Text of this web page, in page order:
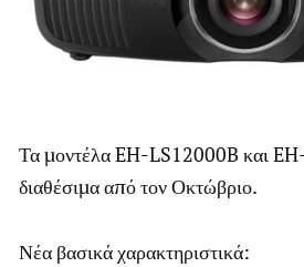
Τα μοντέλα EH-LS12000B και
διαθέσιμα από τον Οκτώβριο.
Νέα βασικά χαρακτηριστικά: